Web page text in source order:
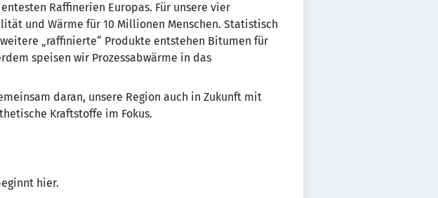
Raffinerien Europas. Für unsere vier
und Wärme für 10 Millionen Menschen. Statistisch
„raffinierte“ Produkte entstehen Bitumen für
speisen wir Prozessabwärme in das
daran, unsere Region auch in Zukunft mit
Kraftstoffe im Fokus.
hier.